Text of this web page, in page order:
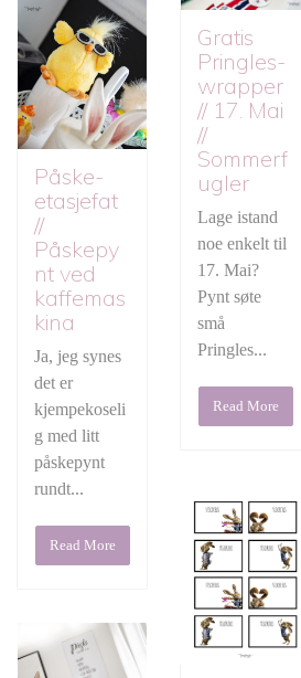
Gratis
Pringles-
wrapper
// 17. Mai
//
Sommerf
ugler
Lage istand
noe enkelt til
17. Mai?
Pynt søte
små
Pringles...
Read More
Påske-
etasjefat
//
Påskepy
nt ved
kaffemas
kina
Ja, jeg synes
det er
kjempekoseli
g med litt
påskepynt
rundt...
Read More